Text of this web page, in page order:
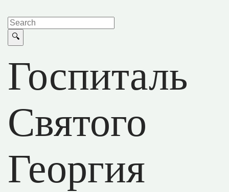
Госпиталь
Святого
Георгия